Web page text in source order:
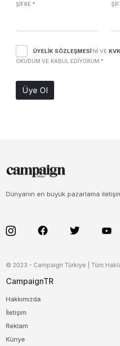
ŞİFRE *
ÜYELIK SÖZLEŞMESI'NI VE
OKUDUM VE KABUL EDIYORUM *
Üye Ol
Dünyanın en büyük pazarlama
© 2023 - Campaign Türkiye | Tüm
CampaignTR
Hakkımızda
İletişim
Reklam
Künye